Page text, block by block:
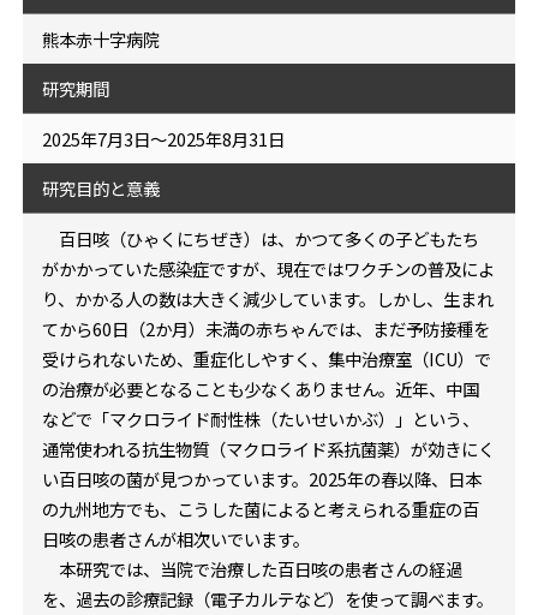
熊本赤十字病院
研究期間
2025年7月3日～2025年8月31日
研究目的と意義
百日咳（ひゃくにちぜき）は、かつて多くの子どもたち
がかかっていた感染症ですが、現在ではワクチンの普及によ
り、かかる人の数は大きく減少しています。しかし、生まれ
てから60日（2か月）未満の赤ちゃんでは、まだ予防接種を
受けられないため、重症化しやすく、集中治療室（ICU）で
の治療が必要となることも少なくありません。近年、中国
などで「マクロライド耐性株（たいせいかぶ）」という、
通常使われる抗生物質（マクロライド系抗菌薬）が効きにく
い百日咳の菌が見つかっています。2025年の春以降、日本
の九州地方でも、こうした菌によると考えられる重症の百
日咳の患者さんが相次いでいます。
本研究では、当院で治療した百日咳の患者さんの経過
を、過去の診療記録（電子カルテなど）を使って調べます。